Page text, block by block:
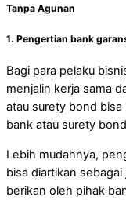
Tanpa Agunan
1. Pengertian bank
Bagi para pelaku
menjalin kerja sama
atau surety bond
bank atau surety
Lebih mudahnya,
bisa diartikan
berikan oleh pihak